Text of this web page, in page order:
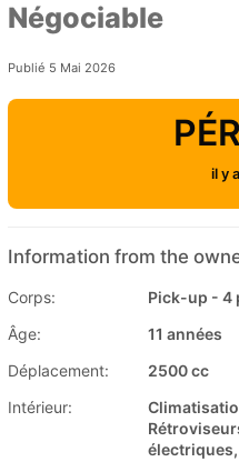
Négociable
Publié 5 Mai 2026
il y
Information from the
Corps:
Pick-up - 4
Âge:
11 années
Déplacement:
2500 cc
Intérieur: